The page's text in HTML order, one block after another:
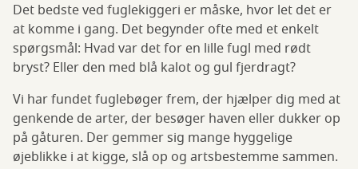
Det bedste ved fuglekiggeri er måske, hvor let det er
at komme i gang. Det begynder ofte med et enkelt
spørgsmål: Hvad var det for en lille fugl med rødt
bryst? Eller den med blå kalot og gul fjerdragt?
Vi har fundet fuglebøger frem, der hjælper dig med at
genkende de arter, der besøger haven eller dukker op
på gåturen. Der gemmer sig mange hyggelige
øjeblikke i at kigge, slå op og artsbestemme sammen.